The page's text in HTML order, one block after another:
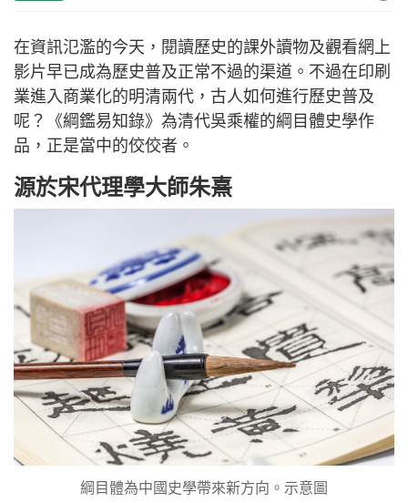
在資訊氾濫的今天，閱讀歷史的課外讀物及觀看網上
影片早已成為歷史普及正常不過的渠道。不過在印刷
業進入商業化的明清兩代，古人如何進行歷史普及
呢？《綱鑑易知錄》為清代吳乘權的綱目體史學作
品，正是當中的佼佼者。
源於宋代理學大師朱熹
綱目體為中國史學帶來新方向。示意圖